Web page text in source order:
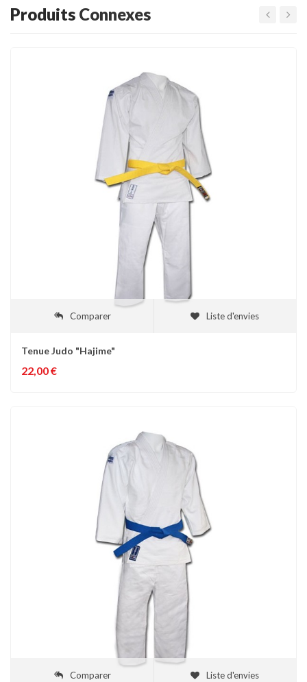
Produits Connexes
Comparer Liste d'envies
Tenue Judo "Hajime"
22,00 €
Comparer Liste d'envies